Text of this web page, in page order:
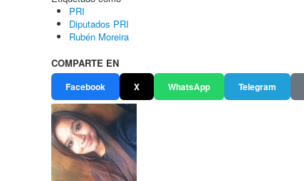
PRI
Diputados PRI
Rubén Moreira
COMPARTE EN
Facebook X WhatsApp Telegram